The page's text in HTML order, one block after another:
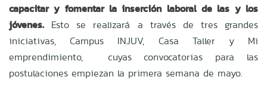
capacitar y fomentar la inserción laboral de las y los
jóvenes. Esto se realizará a través de tres grandes
iniciativas, Campus INJUV, Casa Taller y Mi
emprendimiento, cuyas convocatorias para las
postulaciones empiezan la primera semana de mayo.